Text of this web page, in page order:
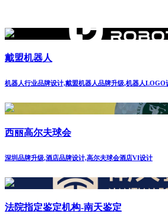
戴盟机器人
机器人行业品牌设计,戴盟机器人品牌升级,机器人LOGO
西丽高尔夫球会
深圳品牌升级,酒店品牌设计,高尔夫球会酒店VI设计
法院指定鉴定机构-南天鉴定